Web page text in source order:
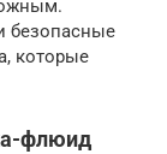
безопасные
которые
флюид